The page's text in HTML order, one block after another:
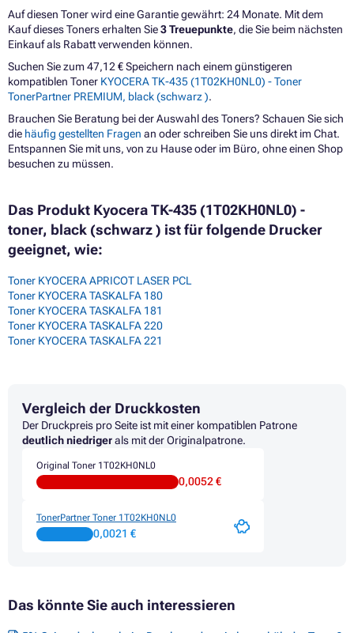
Auf diesen Toner wird eine Garantie gewährt: 24 Monate. Mit dem
Kauf dieses Toners erhalten Sie3 Treuepunkte, die Sie beim nächsten
Einkauf als Rabatt verwenden können.
Suchen Sie zum 47,12 € Speichern nach einem günstigeren
kompatiblen Toner KYOCERA TK-435 (1T02KH0NL0) - Toner
TonerPartner PREMIUM, black (schwarz ).
Brauchen Sie Beratung bei der Auswahl des Toners? Schauen Sie sich
die häufig gestellten Fragen an oder schreiben Sie uns direkt im Chat.
Entspannen Sie mit uns, von zu Hause oder im Büro, ohne einen Shop
besuchen zu müssen.
Das Produkt Kyocera TK-435 (1T02KH0NL0) -
toner, black (schwarz ) ist für folgende Drucker
geeignet, wie:
Toner KYOCERA APRICOT LASER PCL
Toner KYOCERA TASKALFA 180
Toner KYOCERA TASKALFA 181
Toner KYOCERA TASKALFA 220
Toner KYOCERA TASKALFA 221
Vergleich der Druckkosten
Der Druckpreis pro Seite ist mit einer kompatiblen Patrone
deutlich niedrigerals mit der Originalpatrone.
Original Toner 1T02KH0NL0
0,0052 €
TonerPartner Toner 1T02KH0NL0
0,0021 €
Das könnte Sie auch interessieren